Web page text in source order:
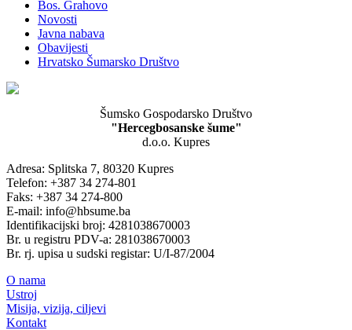
Bos. Grahovo
Novosti
Javna nabava
Obavijesti
Hrvatsko Šumarsko Društvo
Šumsko Gospodarsko Društvo
"Hercegbosanske šume"
d.o.o. Kupres
Adresa: Splitska 7, 80320 Kupres
Telefon: +387 34 274-801
Faks: +387 34 274-800
E-mail: info@hbsume.ba
Identifikacijski broj: 4281038670003
Br. u registru PDV-a: 281038670003
Br. rj. upisa u sudski registar: U/I-87/2004
O nama
Ustroj
Misija, vizija, ciljevi
Kontakt